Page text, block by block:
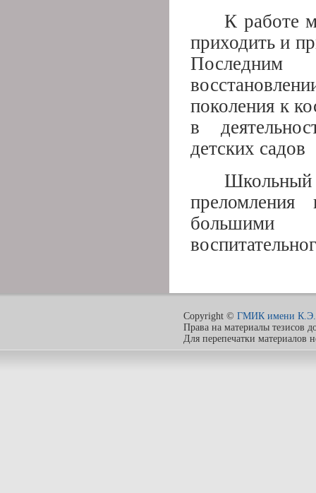
К работе
приходить и
поколения к
в
детских садов
большими
Copyright © ГМИК имени К.Э.
Права на материалы тезисов
Для перепечатки материалов